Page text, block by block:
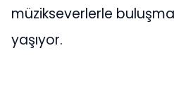
müzikseverlerle
yaşıyor.